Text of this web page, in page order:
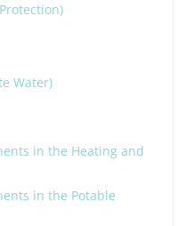
Water)
in the Heating and
in the Potable